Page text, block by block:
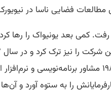
فضایی ناسا در
رفت. کمی بعد یونیواک را
را به ستوه آورد و